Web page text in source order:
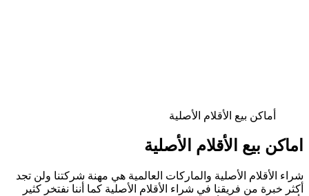
أماكن بيع الأقلام الأصلية
اماكن بيع الأقلام الأصلية
شراء الأقلام الأصلية والماركات العالمية هي مهنة شركتنا ولن تجد
أكثر خبرة من فريقنا في شراء الأقلام الأصلية كما أننا نفتخر كثير